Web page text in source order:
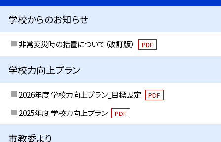
学校からのお知らせ
非常変災時の措置について（改訂版） PDF
学校力向上プラン
2026年度 学校力向上プラン_目標設定 PDF
2025年度 学校力向上プラン PDF
市教委より